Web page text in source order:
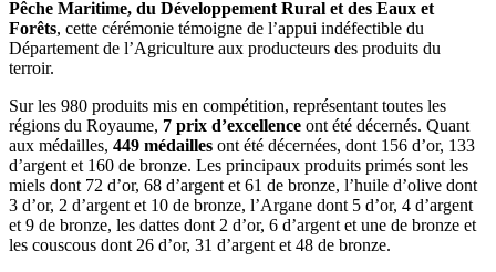
Pêche Maritime, du Développement Rural et des Eaux et
Forêts, cette cérémonie témoigne de l’appui indéfectible du
Département de l’Agriculture aux producteurs des produits du
terroir.
Sur les 980 produits mis en compétition, représentant toutes les
régions du Royaume, 7 prix d’excellence ont été décernés. Quant
aux médailles, 449 médailles ont été décernées, dont 156 d’or, 133
d’argent et 160 de bronze. Les principaux produits primés sont les
miels dont 72 d’or, 68 d’argent et 61 de bronze, l’huile d’olive dont
3 d’or, 2 d’argent et 10 de bronze, l’Argane dont 5 d’or, 4 d’argent
et 9 de bronze, les dattes dont 2 d’or, 6 d’argent et une de bronze et
les couscous dont 26 d’or, 31 d’argent et 48 de bronze.